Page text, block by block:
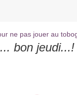
... bon jeudi...!